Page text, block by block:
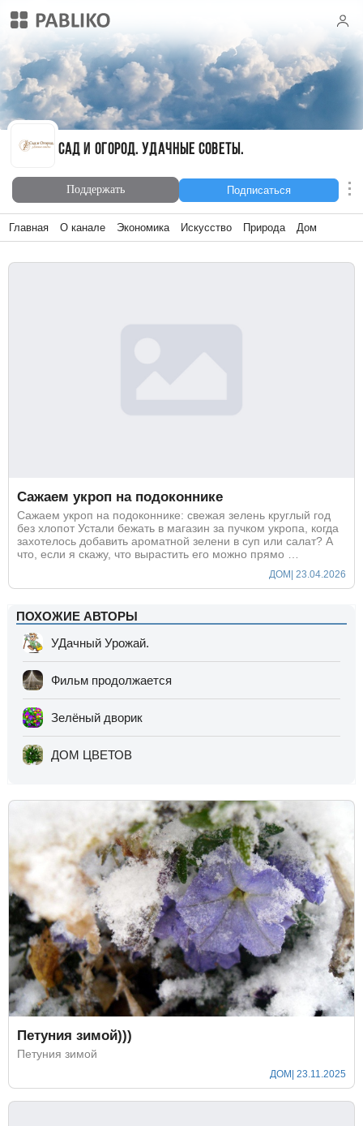
Сад и Огород. уДачные советы.
Сад и Огород. уДачные советы.
Поддержать Подписаться
Главная О канале Экономика Искусство Природа Дом
Сажаем укроп на подоконнике
Сажаем укроп на подоконнике: свежая зелень круглый год
без хлопот Устали бежать в магазин за пучком укропа, когда
захотелось добавить ароматной зелени в суп или салат? А
что, если я скажу, что вырастить его можно прямо …
ДОМ | 23.04.2026
ПОХОЖИЕ АВТОРЫ
УДачный Урожай.
Фильм продолжается
Зелёный дворик
ДОМ ЦВЕТОВ
Петуния зимой)))
Петуния зимой
ДОМ| 23.11.2025